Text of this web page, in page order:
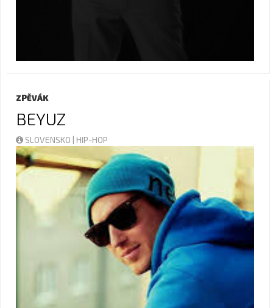
ZPĚVÁK
BEYUZ
SLOVENSKO | HIP-HOP